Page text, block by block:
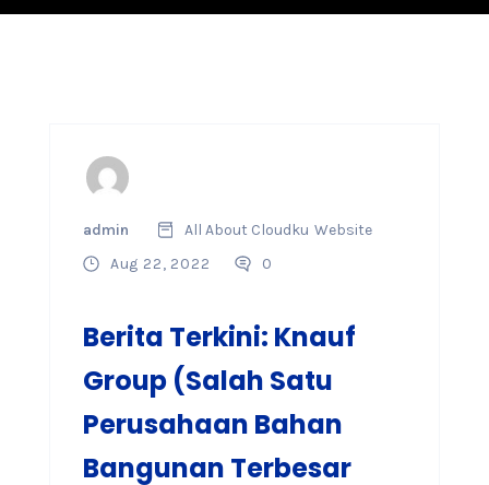
admin All About Cloudku Website
Aug 22, 2022
0
Berita Terkini: Knauf
Group (Salah Satu
Perusahaan Bahan
Bangunan Terbesar